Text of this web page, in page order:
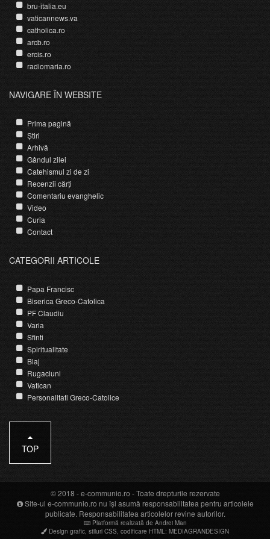
bru-italia.eu
vaticannews.va
catholica.ro
arcb.ro
ercis.ro
radiomaria.ro
NAVIGARE ÎN WEBSITE
Prima pagină
Știri
Arhivă
Gândul zilei
Catehismul zi de zi
Recenzii cărți
Comentariu evanghelic
Video
Curia
Contact
CATEGORII ARTICOLE
Papa Francisc
Biserica Greco-Catolica
PF Claudiu
Varia
Sfinti
Spiritualitate
Blaj
Rugaciuni
Vatican
Personalitati Greco-Catolice
TOP
© 2018 -e-communio.ro - Toate drepturile rezervate
Site-ul e-communio.ro nu își asumă responsabilitatea pentru articolele
publicate. Responsabilitatea articolelor revine autorilor.
Platformă realizată de Andrei Man
Design grafic, stiluri CSS, codificare HTML: MEDIAGRANDESIGN